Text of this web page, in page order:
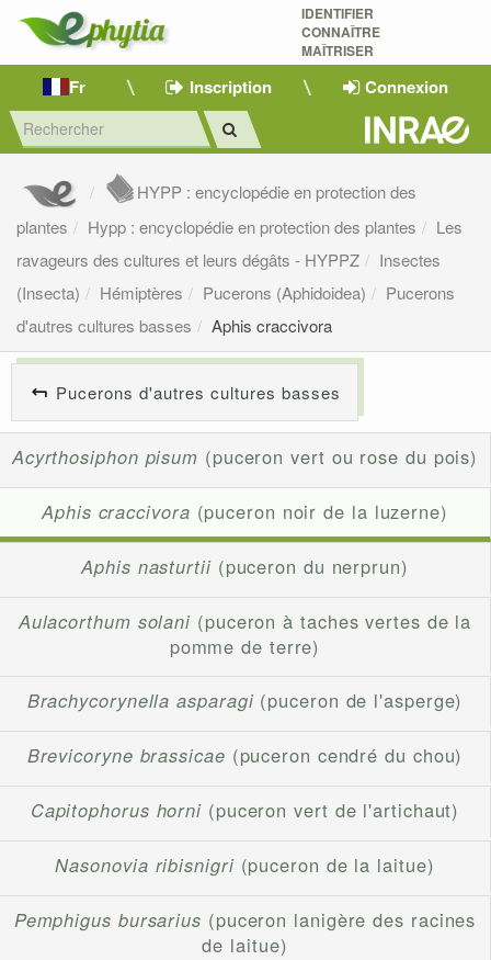
IDENTIFIER
CONNAÎTRE
MAÎTRISER
Fr Inscription Connexion
HYPP : encyclopédie en protection des
plantes
Hypp : encyclopédie en protection des plantes
Les
ravageurs des cultures et leurs dégâts - HYPPZ
Insectes
(Insecta)
Hémiptères Pucerons (Aphidoidea)
Pucerons
d'autres cultures basses
Aphis craccivora
Pucerons d'autres cultures basses
Acyrthosiphon pisum (puceron vert ou rose du pois)
Aphis craccivora (puceron noir de la luzerne)
Aphis nasturtii(puceron du nerprun)
Aulacorthum solani (puceron à taches vertes de la
pomme de terre)
Brachycorynella asparagi(puceron de l'asperge)
Brevicoryne brassicae (puceron cendré du chou)
Capitophorus horni (puceron vert de l'artichaut)
Nasonovia ribisnigri(puceron de la laitue)
Pemphigus bursarius (puceron lanigère des racines
de laitue)